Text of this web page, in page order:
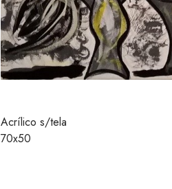
Acrílico s/tela
70x50